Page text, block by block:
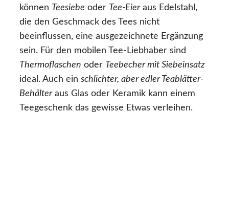
können Teesiebe oder Tee-Eieraus Edelstahl,
die den Geschmack des Tees nicht
beeinflussen, eine ausgezeichnete Ergänzung
sein. Für den mobilen Tee-Liebhaber sind
Thermoflaschen oder Teebecher mit Siebeinsatz
ideal. Auch ein schlichter, aber edler Teablätter-
Behälteraus Glas oder Keramik kann einem
Teegeschenk das gewisse Etwas verleihen.